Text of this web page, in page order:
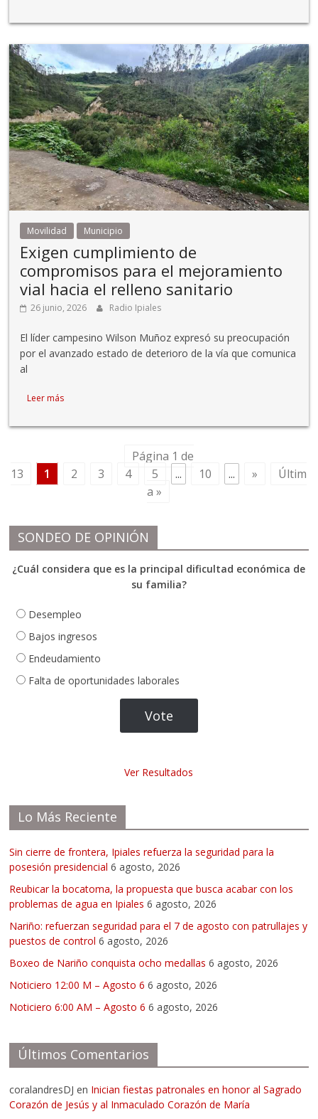
Movilidad Municipio
Exigen cumplimiento de
compromisos para el mejoramiento
vial hacia el relleno sanitario
26 junio, 2026 Radio Ipiales
El líder campesino Wilson Muñoz expresó su preocupación
por el avanzado estado de deterioro de la vía que comunica
al
Leer más
Página 1 de
13
1 2 3 4 5 ... 10 ... »
Últim
a »
SONDEO DE OPINIÓN
¿Cuál considera que es la principal dificultad económica de
su familia?
Desempleo
Bajos ingresos
Endeudamiento
Falta de oportunidades laborales
Ver Resultados
Lo Más Reciente
Sin cierre de frontera, Ipiales refuerza la seguridad para la
posesión presidencial 6 agosto, 2026
Reubicar la bocatoma, la propuesta que busca acabar con los
problemas de agua en Ipiales 6 agosto, 2026
Nariño: refuerzan seguridad para el 7 de agosto con patrullajes y
puestos de control 6 agosto, 2026
Boxeo de Nariño conquista ocho medallas 6 agosto, 2026
Noticiero 12:00 M – Agosto 6 6 agosto, 2026
Noticiero 6:00 AM – Agosto 6 6 agosto, 2026
Últimos Comentarios
coralandresDJ en Inician fiestas patronales en honor al Sagrado
Corazón de Jesús y al Inmaculado Corazón de María